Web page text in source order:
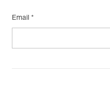
Email *